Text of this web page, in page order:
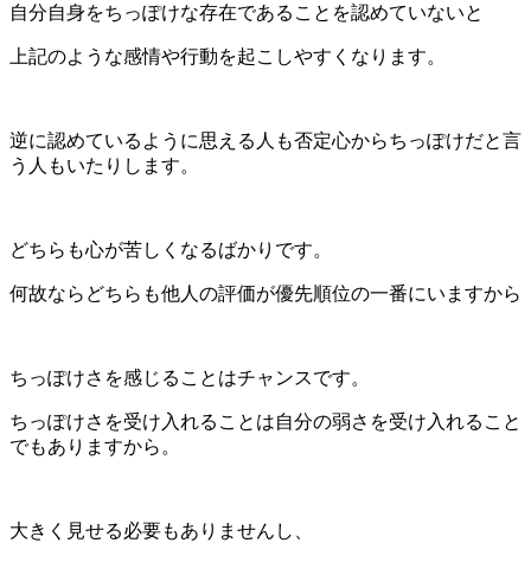
自分自身をちっぽけな存在であることを認めていないと
上記のような感情や行動を起こしやすくなります。
逆に認めているように思える人も否定心からちっぽけだと言
う人もいたりします。
どちらも心が苦しくなるばかりです。
何故ならどちらも他人の評価が優先順位の一番にいますから
ちっぽけさを感じることはチャンスです。
ちっぽけさを受け入れることは自分の弱さを受け入れること
でもありますから。
大きく見せる必要もありませんし、